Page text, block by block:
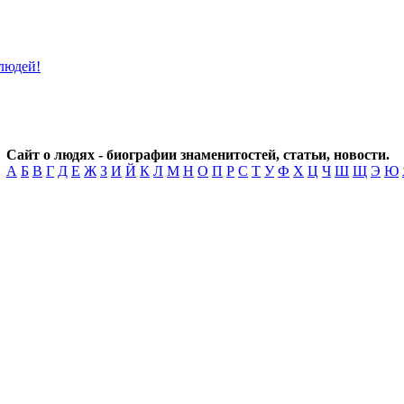
Сайт о людях - биографии знаменитостей, статьи, новости.
А Б В Г Д Е Ж З И Й К Л М Н О П Р С Т У Ф Х Ц Ч Ш Щ Э Ю